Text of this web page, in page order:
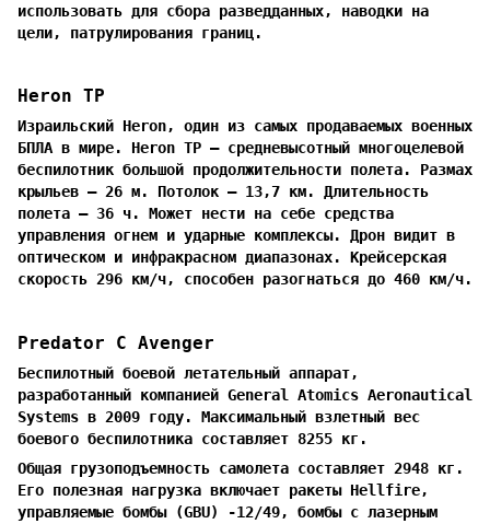
использовать для сбора разведданных, наводки на
цели, патрулирования границ.
Heron TP
Израильский Heron, один из самых продаваемых военных
БПЛА в мире. Heron TP — средневысотный многоцелевой
беспилотник большой продолжительности полета. Размах
крыльев — 26 м. Потолок — 13,7 км. Длительность
полета — 36 ч. Может нести на себе средства
управления огнем и ударные комплексы. Дрон видит в
оптическом и инфракрасном диапазонах. Крейсерская
скорость 296 км/ч, способен разогнаться до 460 км/ч.
Predator C Avenger
Беспилотный боевой летательный аппарат,
разработанный компанией General Atomics Aeronautical
Systems в 2009 году. Максимальный взлетный вес
боевого беспилотника составляет 8255 кг.
Общая грузоподъемность самолета составляет 2948 кг.
Его полезная нагрузка включает ракеты Hellfire,
управляемые бомбы (GBU) -12/49, бомбы с лазерным